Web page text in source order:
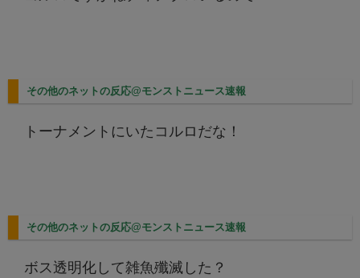
その他のネットの反応@モンストニュース速報
トーナメントにいたコルロだな！
その他のネットの反応@モンストニュース速報
ボス透明化して雑魚殲滅した？